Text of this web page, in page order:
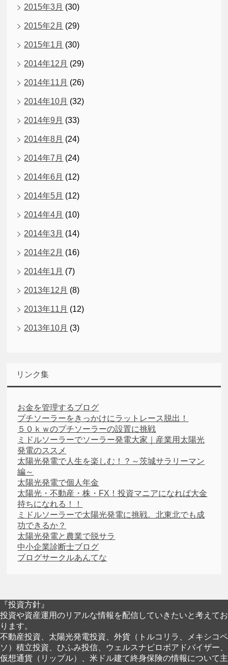
2015年3月 (30)
2015年2月 (29)
2015年1月 (30)
2014年12月 (29)
2014年11月 (26)
2014年10月 (32)
2014年9月 (33)
2014年8月 (24)
2014年7月 (24)
2014年6月 (12)
2014年5月 (12)
2014年4月 (10)
2014年3月 (14)
2014年2月 (16)
2014年1月 (7)
2013年12月 (8)
2013年11月 (12)
2013年10月 (3)
リンク集
お金を管理するブログ
プチソーラーをきっかけにラットレース脱出！
５０ｋｗのプチソーラーの設置に挑戦
ミドルソーラーでソーラー発電大家｜産業用太陽光
発電のススメ
太陽光発電で人生を楽しむ！？～茨城サラリーマン
編～
太陽光発電で個人年金
太陽光・不動産・株・FX！投資マニアになれば大金
持ちになれる！！
ミドルソーラーで太陽光発電に挑戦。北東北でも成
功できるか？
太陽光発電と農業で脱サラ
中小企業診断士ブログ
ブログサークルあんてな
『投資方針』
投資や資産運用のリアルな情報を配信していきたいと考えてお
ります。
不動産投資、太陽光発電投資、外貨（トルコリラ、メキシコペ
ソ）積立投資、ひふみ投信、ウェルスナビロボアドバイザー、
仮想通貨（リップル）、米ドル建て終身保険の情報について主